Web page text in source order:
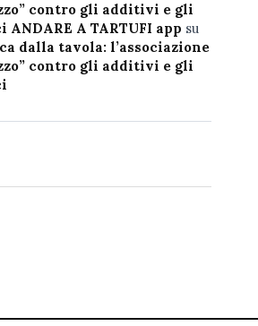
contro gli additivi e gli
A TARTUFI app su
dalla tavola: l’associazione
contro gli additivi e gli